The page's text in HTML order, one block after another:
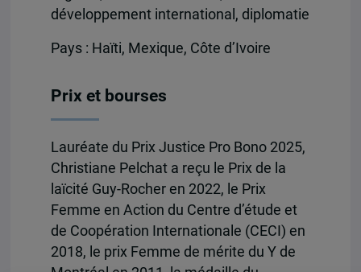
développement international, diplomatie
Pays : Haïti, Mexique, Côte d’Ivoire
Prix et bourses
Lauréate du Prix Justice Pro Bono 2025,
Christiane Pelchat a reçu le Prix de la
laïcité Guy-Rocher en 2022, le Prix
Femme en Action du Centre d’étude et
de Coopération Internationale (CECI) en
2018, le prix Femme de mérite du Y de